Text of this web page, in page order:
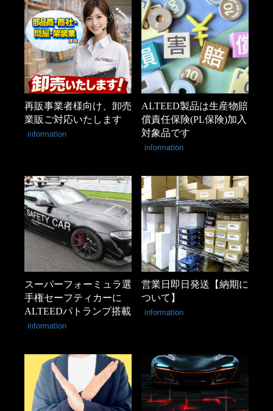
再販事業者様向け、卸売
業販ご対応いたします
information
ALTEED製品は生産物賠
償責任保険(PL保険)加入
対象品です
information
スーパーフォーミュラ選
手権セーフティカーに
ALTEEDパトランプ搭載
information
営業日即日発送【納期に
ついて】
information